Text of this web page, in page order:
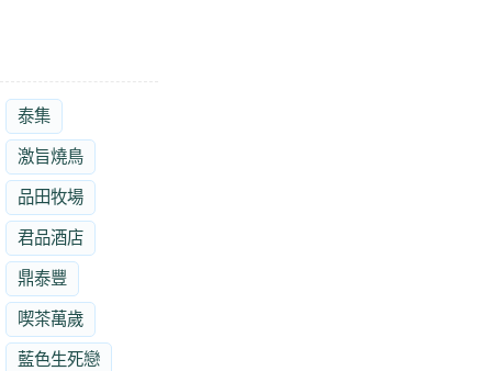
泰集
激旨燒鳥
品田牧場
君品酒店
鼎泰豐
喫茶萬歲
藍色生死戀